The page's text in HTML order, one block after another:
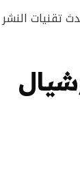
تقنيات النشر